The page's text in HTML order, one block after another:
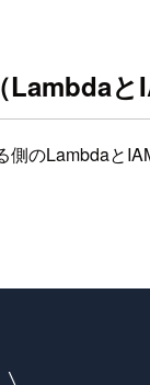
と
のLambdaと
\